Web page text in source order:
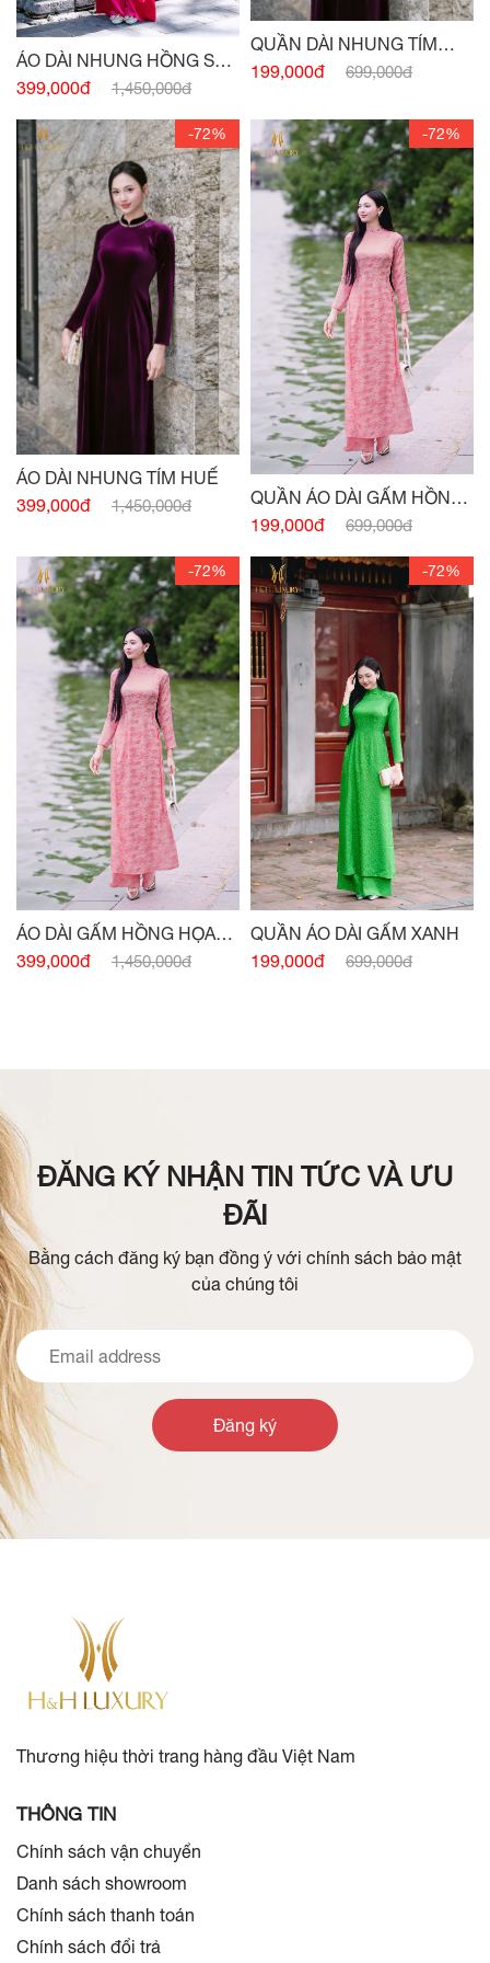
ÁO DÀI NHUNG HỒNG SEN
ĐẬM
399,000đ 1,450,000đ
QUẦN DÀI NHUNG TÍM
HUẾ
199,000đ 699,000đ
-72%
ÁO DÀI NHUNG TÍM HUẾ
399,000đ
1,450,000đ
-72%
QUẦN ÁO DÀI GẤM HỒNG
HỌA TIẾT
199,000đ 699,000đ
-72%
ÁO DÀI GẤM HỒNG HỌA
TIẾT
399,000đ 1,450,000đ
-72%
QUẦN ÁO DÀI GẤM XANH
199,000đ
699,000đ
ĐĂNG KÝ NHẬN TIN TỨC VÀ ƯU
ĐÃI
Bằng cách đăng ký bạn đồng ý với chính sách bảo mật
của chúng tôi
Đăng ký
Thương hiệu thời trang hàng đầu Việt Nam
THÔNG TIN
Chính sách vận chuyển
Danh sách showroom
Chính sách thanh toán
Chính sách đổi trả